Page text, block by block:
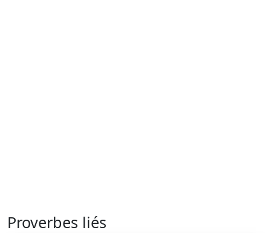
Proverbes liés